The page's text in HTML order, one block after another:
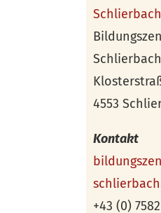
Schlierbach
4553
Kontakt
+43 (0)